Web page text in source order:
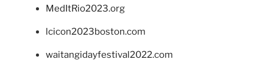
MedItRio2023.org
lcicon2023boston.com
waitangidayfestival2022.com